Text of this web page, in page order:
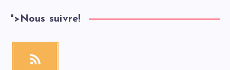
">Nous suivre!